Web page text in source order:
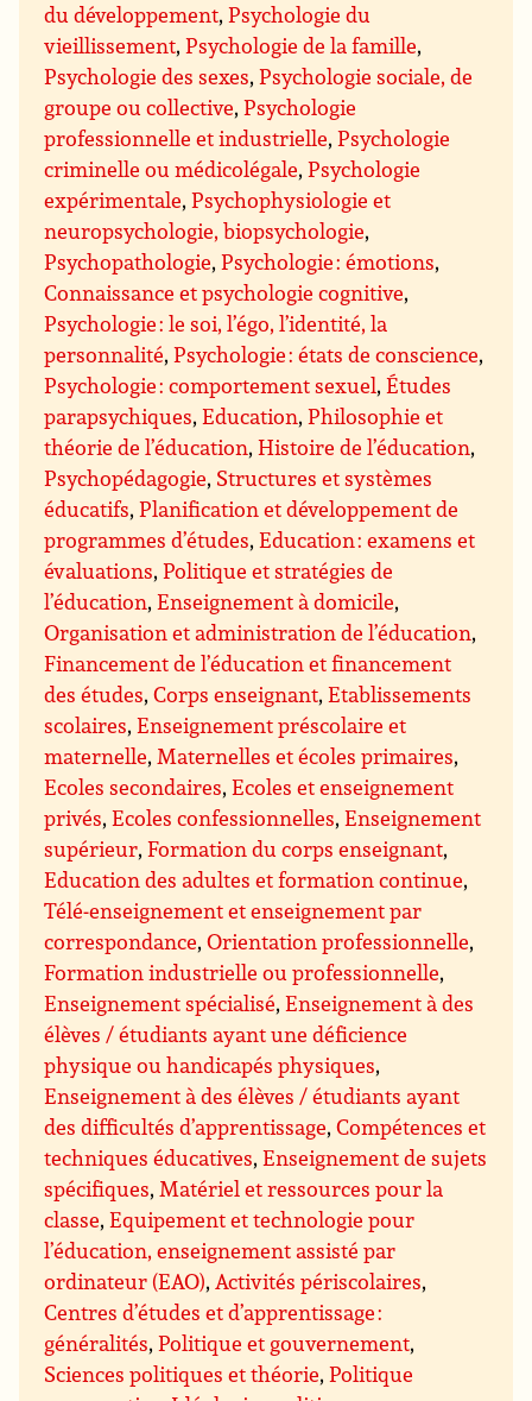
du développement,Psychologie du
vieillissement,Psychologie de la famille,
Psychologie des sexes,Psychologie sociale, de
groupe ou collective,Psychologie
professionnelle et industrielle,Psychologie
criminelle ou médicolégale,Psychologie
expérimentale,Psychophysiologie et
neuropsychologie, biopsychologie,
Psychopathologie,Psychologie : émotions,
Connaissance et psychologie cognitive,
Psychologie : le soi, l’égo, l’identité, la
personnalité,Psychologie : états de conscience,
Psychologie : comportement sexuel,Études
parapsychiques,Education,Philosophie et
théorie de l’éducation,Histoire de l’éducation,
Psychopédagogie, Structures et systèmes
éducatifs,Planification et développement de
programmes d’études,Education : examens et
évaluations,Politique et stratégies de
l’éducation,Enseignement à domicile,
Organisation et administration de l’éducation,
Financement de l’éducation et financement
des études,Corps enseignant,Etablissements
scolaires,Enseignement préscolaire et
maternelle,Maternelles et écoles primaires,
Ecoles secondaires,Ecoles et enseignement
privés,Ecoles confessionnelles,Enseignement
supérieur,Formation du corps enseignant,
Education des adultes et formation continue,
Télé-enseignement et enseignement par
correspondance,Orientation professionnelle,
Formation industrielle ou professionnelle,
Enseignement spécialisé,Enseignement à des
élèves / étudiants ayant une déficience
physique ou handicapés physiques,
Enseignement à des élèves / étudiants ayant
des difficultés d’apprentissage,Compétences et
techniques éducatives,Enseignement de sujets
spécifiques,Matériel et ressources pour la
classe,Equipement et technologie pour
l’éducation, enseignement assisté par
ordinateur (EAO),Activités périscolaires,
Centres d’études et d’apprentissage :
généralités,Politique et gouvernement,
Sciences politiques et théorie,Politique